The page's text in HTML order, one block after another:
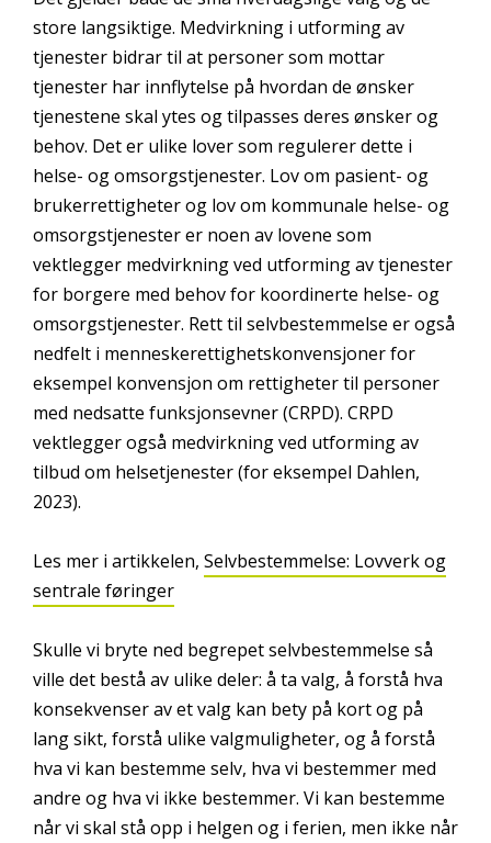
store langsiktige. Medvirkning i utforming av
tjenester bidrar til at personer som mottar
tjenester har innflytelse på hvordan de ønsker
tjenestene skal ytes og tilpasses deres ønsker og
behov. Det er ulike lover som regulerer dette i
helse- og omsorgstjenester. Lov om pasient- og
brukerrettigheter og lov om kommunale helse- og
omsorgstjenester er noen av lovene som
vektlegger medvirkning ved utforming av tjenester
for borgere med behov for koordinerte helse- og
omsorgstjenester. Rett til selvbestemmelse er også
nedfelt i menneskerettighetskonvensjoner for
eksempel konvensjon om rettigheter til personer
med nedsatte funksjonsevner (CRPD). CRPD
vektlegger også medvirkning ved utforming av
tilbud om helsetjenester (for eksempel Dahlen,
2023).
Les mer i artikkelen, Selvbestemmelse: Lovverk og
sentrale føringer
Skulle vi bryte ned begrepet selvbestemmelse så
ville det bestå av ulike deler: å ta valg, å forstå hva
konsekvenser av et valg kan bety på kort og på
lang sikt, forstå ulike valgmuligheter, og å forstå
hva vi kan bestemme selv, hva vi bestemmer med
andre og hva vi ikke bestemmer. Vi kan bestemme
når vi skal stå opp i helgen og i ferien, men ikke når